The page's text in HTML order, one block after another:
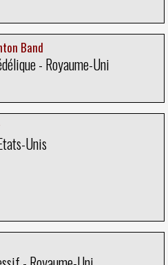
Band
- Royaume-Uni
Unis